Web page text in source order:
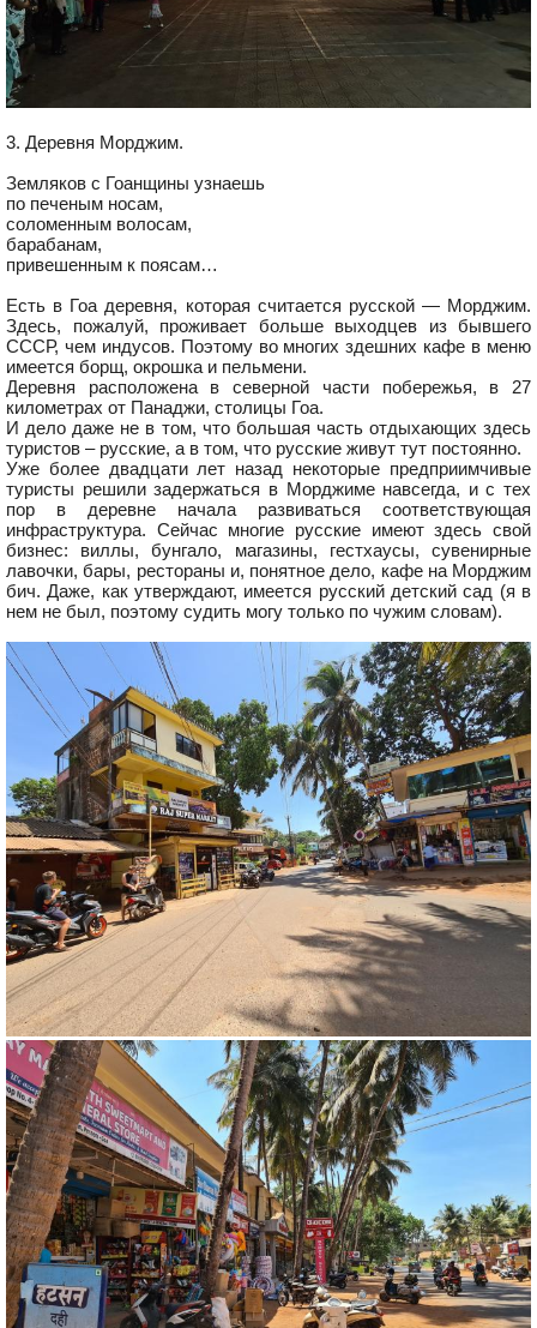
3. Деревня Морджим.
Земляков с Гоанщины узнаешь
по печеным носам,
соломенным волосам,
барабанам,
привешенным к поясам…
Есть в Гоа деревня, которая считается русской — Морджим.
Здесь, пожалуй, проживает больше выходцев из бывшего
СССР, чем индусов. Поэтому во многих здешних кафе в меню
имеется борщ, окрошка и пельмени.
Деревня расположена в северной части побережья, в 27
километрах от Панаджи, столицы Гоа.
И дело даже не в том, что большая часть отдыхающих здесь
туристов – русские, а в том, что русские живут тут постоянно.
Уже более двадцати лет назад некоторые предприимчивые
туристы решили задержаться в Морджиме навсегда, и с тех
пор в деревне начала развиваться соответствующая
инфраструктура. Сейчас многие русские имеют здесь свой
бизнес: виллы, бунгало, магазины, гестхаусы, сувенирные
лавочки, бары, рестораны и, понятное дело, кафе на Морджим
бич. Даже, как утверждают, имеется русский детский сад (я в
нем не был, поэтому судить могу только по чужим словам).